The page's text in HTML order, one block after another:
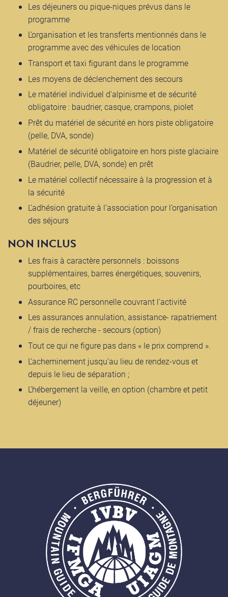
Les déjeuners ou pique-niques prévus dans le
programme
L’organisation et les transferts mentionnés dans le
programme avec des véhicules de location
Transport et taxi figurant dans le programme
Les moyens de déclenchement des secours
Le matériel individuel d'alpinisme et de sécurité
obligatoire : baudrier, casque, crampons, piolet
Prêt du matériel de sécurité en hors piste obligatoire
(pelle, DVA, sonde)
Matériel de sécurité obligatoire en hors piste glaciaire
(Baudrier, pelle, DVA, sonde) en prêt
Le matériel collectif nécessaire à la progression et à
la sécurité
L’adhésion gratuite à l’association pour l’organisation
des séjours
NON INCLUS
Les frais à caractère personnels : boissons
supplémentaires, barres énergétiques, souvenirs,
pourboires, etc
Assurance RC personnelle couvrant l'activité
Les assurances annulation, assistance- rapatriement
/ frais de recherche - secours (option)
Tout ce qui ne figure pas dans « le prix comprend ».
L’acheminement jusqu’au lieu de rendez-vous et
depuis le lieu de séparation ;
L’hébergement la veille, en option (chambre et petit
déjeuner)